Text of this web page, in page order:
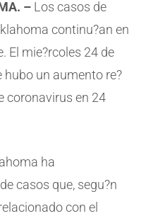
– Los casos de
continu?an en
El mie?rcoles 24 de
hubo un aumento re?
coronavirus en 24
ha
casos que, segu?n
con el